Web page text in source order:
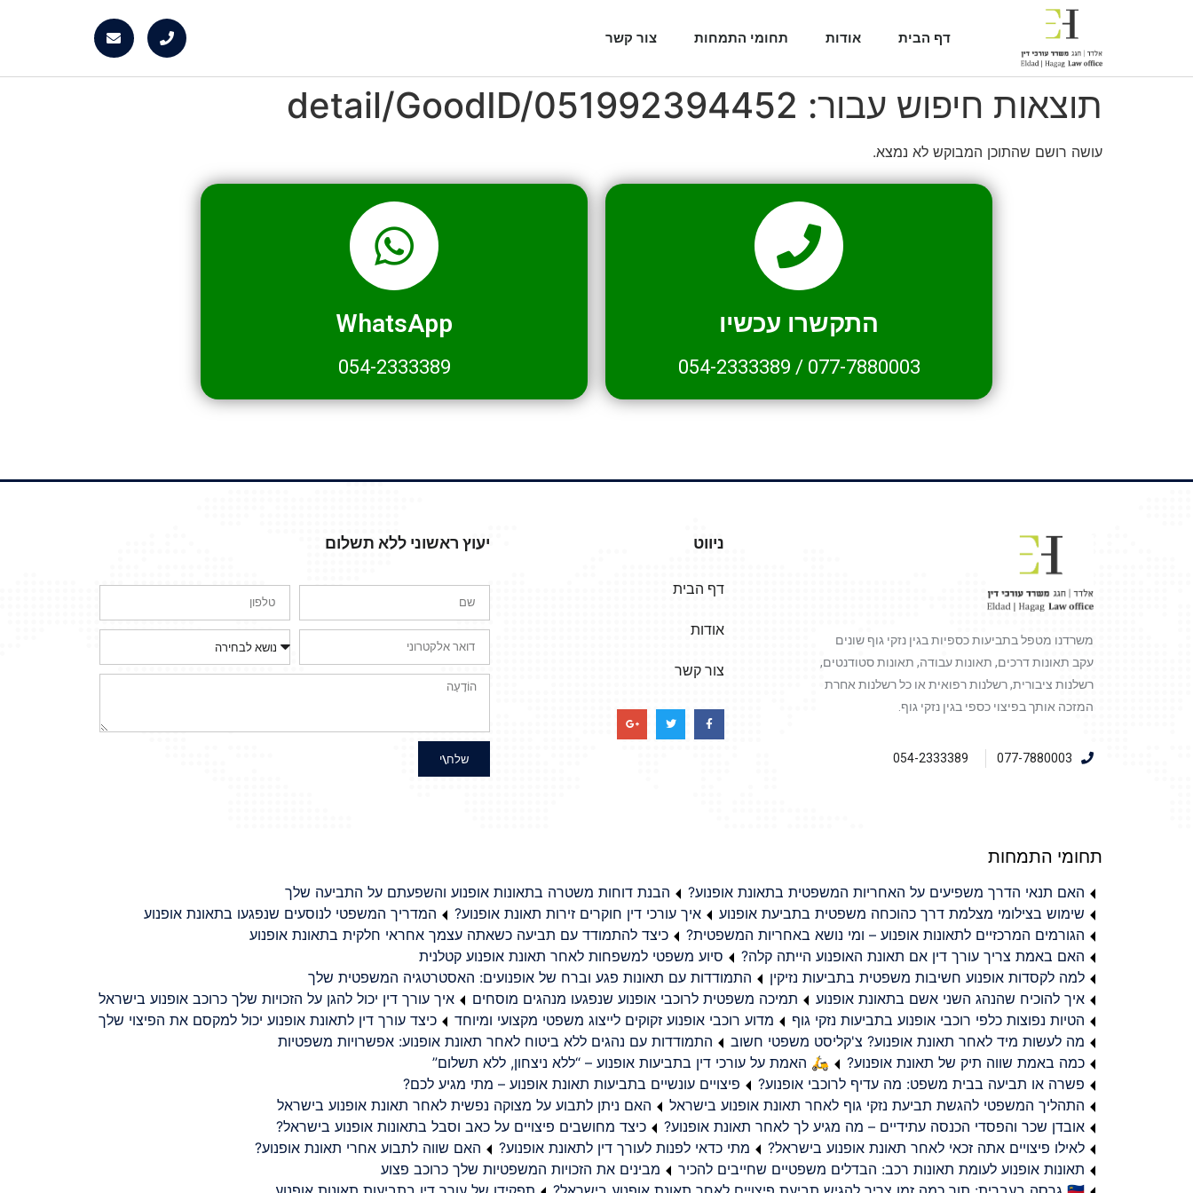
דף הבית אודות תחומי התמחות צור קשר
תוצאות חיפוש עבור: detail/GoodID/051992394452
עושה רושם שהתוכן המבוקש לא נמצא.
התקשרו עכשיו
077-7880003
/
054-2333389
WhatsApp
054-2333389
משרדנו מטפל בתביעות כספיות בגין נזקי גוף שונים
עקב תאונות דרכים, תאונות עבודה, תאונות סטודנטים,
רשלנות ציבורית, רשלנות רפואית או כל רשלנות אחרת
המזכה אותך בפיצוי כספי בגין נזקי גוף.
077-7880003
054-2333389
ניווט
דף הבית
אודות
צור קשר
יעוץ ראשוני ללא תשלום
שלח\י
תחומי התמחות
האם תנאי הדרך משפיעים על האחריות המשפטית בתאונת אופנוע?
הבנת דוחות משטרה בתאונות אופנוע והשפעתם על התביעה שלך
שימוש בצילומי מצלמת דרך כהוכחה משפטית בתביעת אופנוע
איך עורכי דין חוקרים זירות תאונת אופנוע?
המדריך המשפטי לנוסעים שנפגעו בתאונת אופנוע
הגורמים המרכזיים לתאונות אופנוע – ומי נושא באחריות המשפטית?
כיצד להתמודד עם תביעה כשאתה עצמך אחראי חלקית בתאונת אופנוע
האם באמת צריך עורך דין אם תאונת האופנוע הייתה קלה?
סיוע משפטי למשפחות לאחר תאונת אופנוע קטלנית
למה לקסדות אופנוע חשיבות משפטית בתביעות נזיקין
התמודדות עם תאונות פגע וברח של אופנועים: האסטרטגיה המשפטית שלך
איך להוכיח שהנהג השני אשם בתאונת אופנוע
תמיכה משפטית לרוכבי אופנוע שנפגעו מנהגים מוסחים
איך עורך דין יכול להגן על הזכויות שלך כרוכב אופנוע בישראל
הטיות נפוצות כלפי רוכבי אופנוע בתביעות נזקי גוף
מדוע רוכבי אופנוע זקוקים לייצוג משפטי מקצועי ומיוחד
כיצד עורך דין לתאונת אופנוע יכול למקסם את הפיצוי שלך
מה לעשות מיד לאחר תאונת אופנוע? צ'קליסט משפטי חשוב
התמודדות עם נהגים ללא ביטוח לאחר תאונת אופנוע: אפשרויות משפטיות
כמה באמת שווה תיק של תאונת אופנוע?
🛵 האמת על עורכי דין בתביעות אופנוע – “ללא ניצחון, ללא תשלום”
פשרה או תביעה בבית משפט: מה עדיף לרוכבי אופנוע?
פיצויים עונשיים בתביעות תאונת אופנוע – מתי מגיע לכם?
התהליך המשפטי להגשת תביעת נזקי גוף לאחר תאונת אופנוע בישראל
האם ניתן לתבוע על מצוקה נפשית לאחר תאונת אופנוע בישראל
אובדן שכר והפסדי הכנסה עתידיים – מה מגיע לך לאחר תאונת אופנוע?
כיצד מחושבים פיצויים על כאב וסבל בתאונות אופנוע בישראל?
לאילו פיצויים אתה זכאי לאחר תאונת אופנוע בישראל?
מתי כדאי לפנות לעורך דין לתאונת אופנוע?
האם שווה לתבוע אחרי תאונת אופנוע?
תאונות אופנוע לעומת תאונות רכב: הבדלים משפטיים שחייבים להכיר
מבינים את הזכויות המשפטיות שלך כרוכב פצוע